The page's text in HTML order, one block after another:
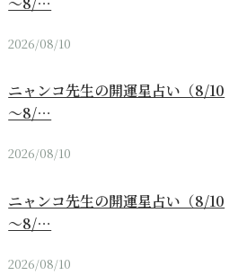
2026/08/10
ニャンコ先生の開運星占い（8/10
～8/…
2026/08/10
ニャンコ先生の開運星占い（8/10
～8/…
2026/08/10